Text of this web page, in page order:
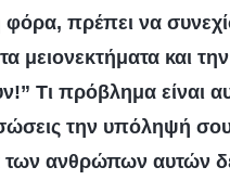
πρέπει να
μειονεκτήματα και
Τι πρόβλημα είναι
την υπόληψή σου
των ανθρώπων αυτών